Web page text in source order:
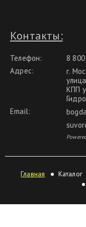
Контакты:
Телефон:
8
Адрес:
г.
КПП
Email:
Главная Каталог